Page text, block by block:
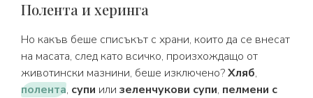
Полента и херинга
Но какъв беше списъкът с храни, които да се внесат
на масата, след като всичко, произхождащо от
животински мазнини, беше изключено?Хляб,
полента, супи или зеленчукови супи, пелмени с